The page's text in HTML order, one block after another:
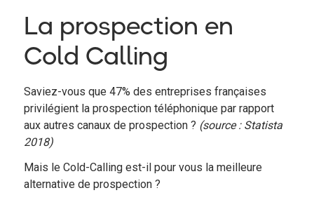
La prospection en
Cold Calling
Saviez-vous que 47% des entreprises françaises
privilégient la prospection téléphonique par rapport
aux autres canaux de prospection ? (source : Statista
2018)
Mais le Cold-Calling est-il pour vous la meilleure
alternative de prospection ?